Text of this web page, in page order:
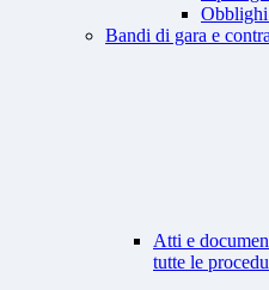
Obblighi
Bandi di gara e
Atti e
tutte le